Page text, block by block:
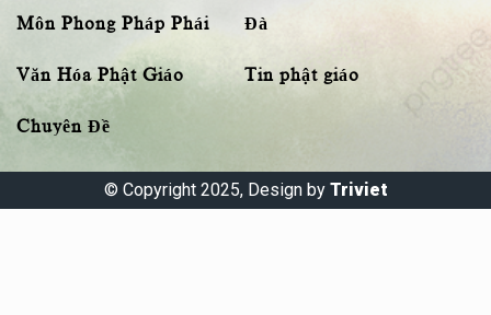
Môn Phong Pháp Phái
Văn Hóa Phật Giáo
Chuyên Đề
Đà
Tin phật giáo
© Copyright 2025, Design by Triviet